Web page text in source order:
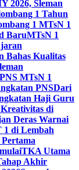
2026, Sleman
1 Tahun
1 MTsN 1
BaruMTsN 1
Bahas Kualitas
MTsN 1
PNSDari
Haji Guru
di
Deras Warnai
1 di Lembah
TKA Utama
Akhir